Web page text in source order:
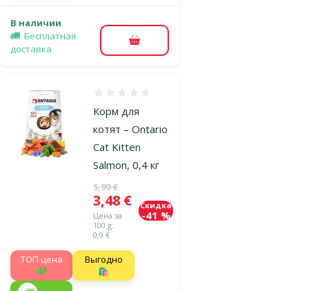
В наличии
Бесплатная
доставка
В корзину
Корм для
котят – Ontario
Cat Kitten
Salmon, 0,4 кг
Исходная цена
5,99 €
Цена
3,48 €
Цена за
100 g:
0,9 €
Скидка
-41 %
TOП цена
💚
Выгодно
🛍️